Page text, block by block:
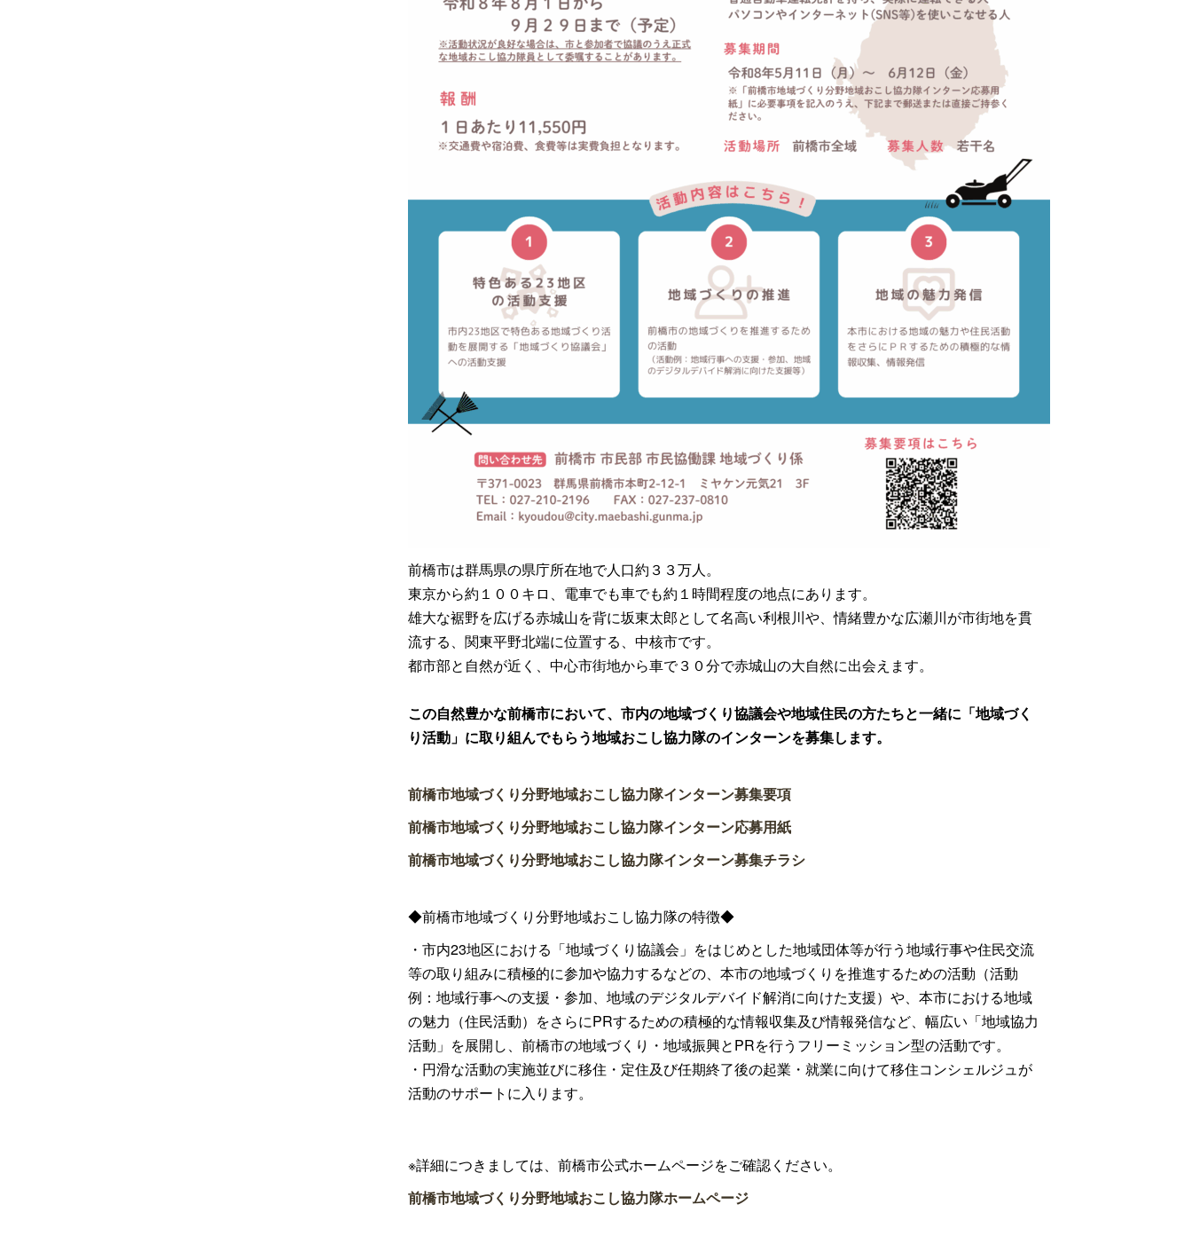
前橋市は群馬県の県庁所在地で人口約３３万人。
東京から約１００キロ、電車でも車でも約１時間程度の地点にあります。
雄大な裾野を広げる赤城山を背に坂東太郎として名高い利根川や、情緒豊かな広瀬川が市街地を貫
流する、関東平野北端に位置する、中核市です。
都市部と自然が近く、中心市街地から車で３０分で赤城山の大自然に出会えます。
この自然豊かな前橋市において、市内の地域づくり協議会や地域住民の方たちと一緒に「地域づく
り活動」に取り組んでもらう地域おこし協力隊のインターンを募集します。
前橋市地域づくり分野地域おこし協力隊インターン募集要項
前橋市地域づくり分野地域おこし協力隊インターン応募用紙
前橋市地域づくり分野地域おこし協力隊インターン募集チラシ
◆前橋市地域づくり分野地域おこし協力隊の特徴◆
・市内23地区における「地域づくり協議会」をはじめとした地域団体等が行う地域行事や住民交流
等の取り組みに積極的に参加や協力するなどの、本市の地域づくりを推進するための活動（活動
例：地域行事への支援・参加、地域のデジタルデバイド解消に向けた支援）や、本市における地域
の魅力（住民活動）をさらにPRするための積極的な情報収集及び情報発信など、幅広い「地域協力
活動」を展開し、前橋市の地域づくり・地域振興とPRを行うフリーミッション型の活動です。
・円滑な活動の実施並びに移住・定住及び任期終了後の起業・就業に向けて移住コンシェルジュが
活動のサポートに入ります。
※詳細につきましては、前橋市公式ホームページをご確認ください。
前橋市地域づくり分野地域おこし協力隊ホームページ